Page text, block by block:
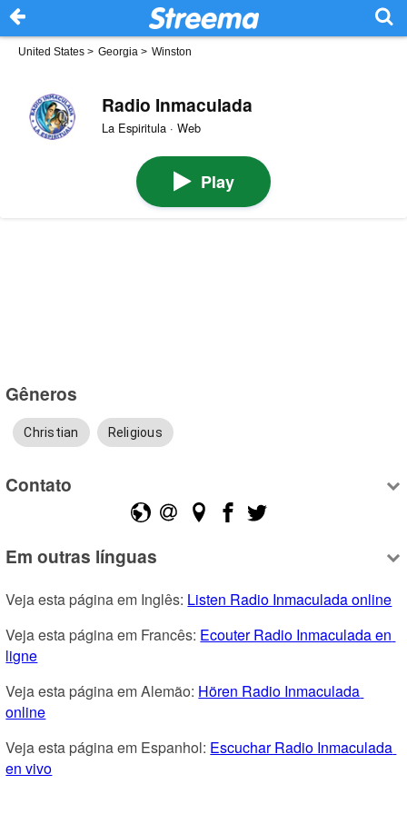
United States > Georgia > Winston
Radio Inmaculada
La Espiritula · Web
Play
Gêneros
Christian Religious
Contato
Em outras línguas
Veja esta página em Inglês: Listen Radio Inmaculada online
Veja esta página em Francês: Ecouter Radio Inmaculada en
ligne
Veja esta página em Alemão: Hören Radio Inmaculada
online
Veja esta página em Espanhol: Escuchar Radio Inmaculada
en vivo